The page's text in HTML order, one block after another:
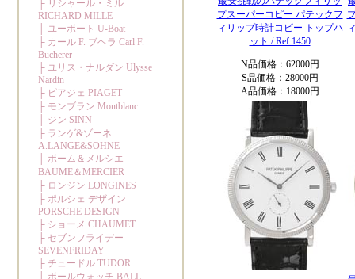
プスーパーコピー パテックフ
ィリップ時計コピー トップハ
ット / Ref.1450
N品価格：62000円
S品価格：28000円
A品価格：18000円